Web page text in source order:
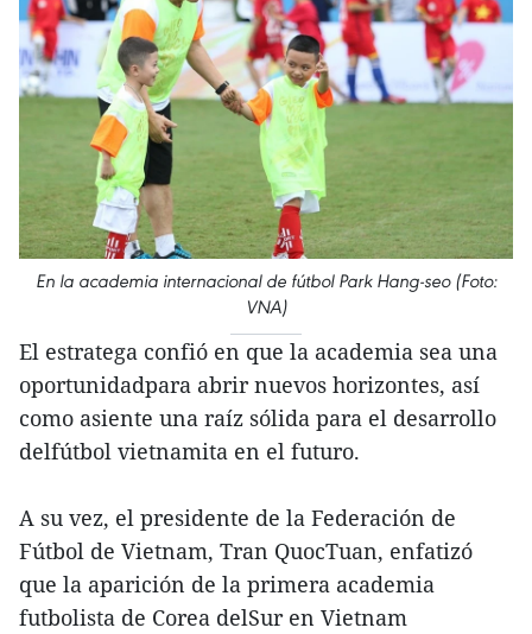
En la academia internacional de fútbol Park Hang-seo (Foto:
VNA)
El estratega confió en que la academia sea una
oportunidadpara abrir nuevos horizontes, así
como asiente una raíz sólida para el desarrollo
delfútbol vietnamita en el futuro.
A su vez, el presidente de la Federación de
Fútbol de Vietnam, Tran QuocTuan, enfatizó
que la aparición de la primera academia
futbolista de Corea delSur en Vietnam